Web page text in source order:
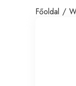
Főoldal